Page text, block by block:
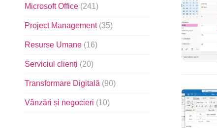
Microsoft Office (241)
Project Management (35)
Resurse Umane (16)
Serviciul clienți (20)
Transformare Digitală (90)
Vânzări și negocieri (10)